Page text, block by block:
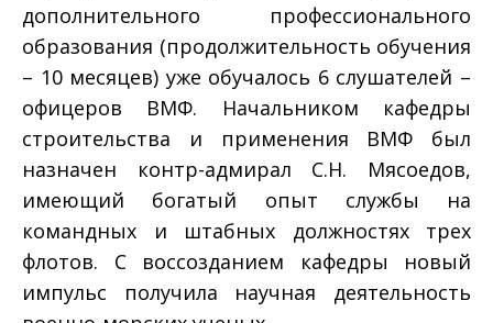
дополнительного профессионального
образования (продолжительность обучения
– 10 месяцев) уже обучалось 6 слушателей –
офицеров ВМФ. Начальником кафедры
строительства и применения ВМФ был
назначен контр-адмирал С.Н. Мясоедов,
имеющий богатый опыт службы на
командных и штабных должностях трех
флотов. С воссозданием кафедры новый
импульс получила научная деятельность